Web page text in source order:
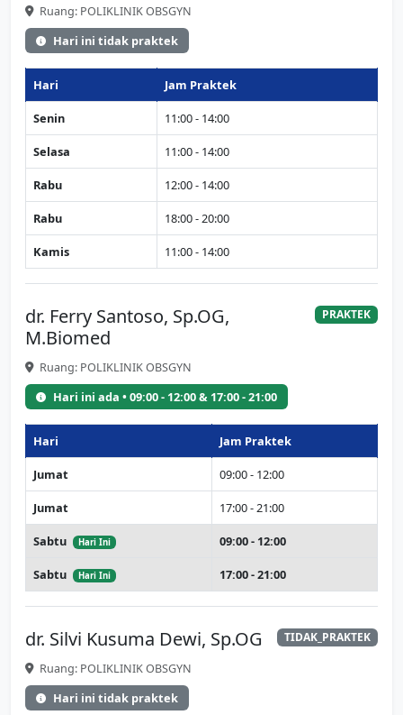
Ruang: POLIKLINIK OBSGYN
Hari ini tidak praktek
Hari Jam Praktek
Senin 11:00 - 14:00
Selasa 11:00 - 14:00
Rabu 12:00 - 14:00
Rabu 18:00 - 20:00
Kamis 11:00 - 14:00
dr. Ferry Santoso, Sp.OG,
M.Biomed
PRAKTEK
Ruang: POLIKLINIK OBSGYN
Hari ini ada • 09:00 - 12:00 & 17:00 - 21:00
Hari Jam Praktek
Jumat 09:00 - 12:00
Jumat 17:00 - 21:00
Sabtu Hari Ini 09:00 - 12:00
Sabtu Hari Ini 17:00 - 21:00
dr. Silvi Kusuma Dewi, Sp.OG TIDAK_PRAKTEK
Ruang: POLIKLINIK OBSGYN
Hari ini tidak praktek